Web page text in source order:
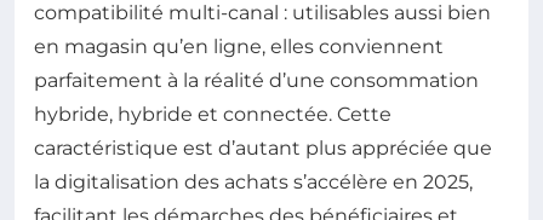
compatibilité multi-canal : utilisables aussi bien
en magasin qu’en ligne, elles conviennent
parfaitement à la réalité d’une consommation
hybride, hybride et connectée. Cette
caractéristique est d’autant plus appréciée que
la digitalisation des achats s’accélère en 2025,